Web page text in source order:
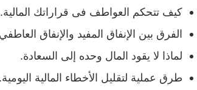
كيف تتحكم العواطف فى قراراتك المالية.
الفرق بين الإنفاق المفيد والإنفاق
لماذا لا يقود المال وحده إلى السعادة.
طرق عملية لتقليل الأخطاء المالية اليومية.